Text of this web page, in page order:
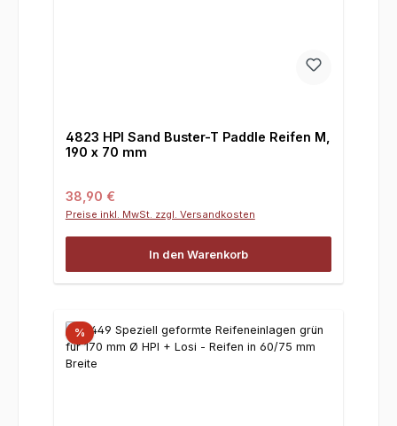
4823 HPI Sand Buster-T Paddle Reifen M,
190 x 70 mm
Regulärer Preis:
38,90 €
Preise inkl. MwSt. zzgl. Versandkosten
In den Warenkorb
%